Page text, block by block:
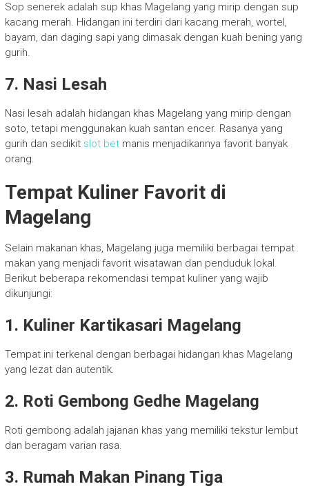
Sop senerek adalah sup khas Magelang yang mirip dengan sup
kacang merah. Hidangan ini terdiri dari kacang merah, wortel,
bayam, dan daging sapi yang dimasak dengan kuah bening yang
gurih.
7. Nasi Lesah
Nasi lesah adalah hidangan khas Magelang yang mirip dengan
soto, tetapi menggunakan kuah santan encer. Rasanya yang
gurih dan sedikit slot betmanis menjadikannya favorit banyak
orang.
Tempat Kuliner Favorit di
Magelang
Selain makanan khas, Magelang juga memiliki berbagai tempat
makan yang menjadi favorit wisatawan dan penduduk lokal.
Berikut beberapa rekomendasi tempat kuliner yang wajib
dikunjungi:
1. Kuliner Kartikasari Magelang
Tempat ini terkenal dengan berbagai hidangan khas Magelang
yang lezat dan autentik.
2. Roti Gembong Gedhe Magelang
Roti gembong adalah jajanan khas yang memiliki tekstur lembut
dan beragam varian rasa.
3. Rumah Makan Pinang Tiga